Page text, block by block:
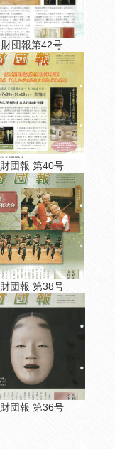
財団報第42号
財団報 第40号
財団報 第38号
財団報 第36号